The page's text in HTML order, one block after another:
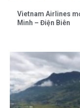
Vietnam Airlines
Minh – Điện Biên